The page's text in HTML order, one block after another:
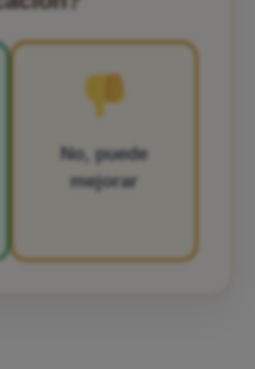
No, puede
mejorar